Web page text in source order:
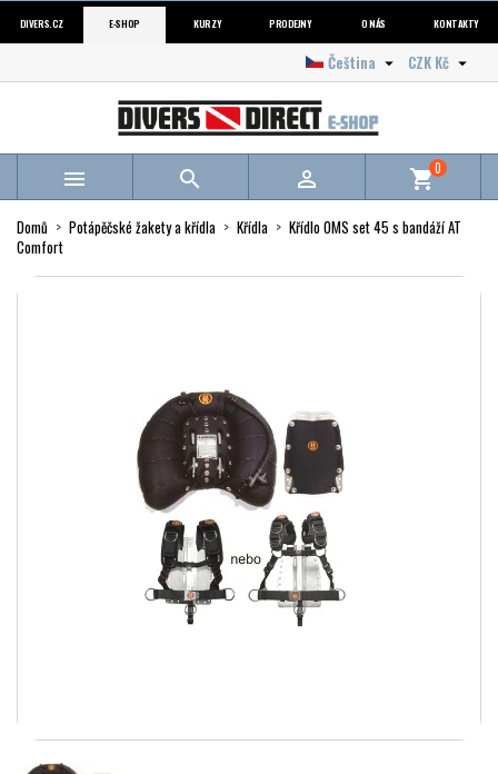
DIVERS.CZ E-SHOP KURZY PRODEJNY O NÁS KONTAKTY
CZK Kč 
Čeština 
   shopping_cart0
Domů Potápěčské žakety a křídla Křídla
Křídlo OMS set 45 s bandáží AT
Comfort